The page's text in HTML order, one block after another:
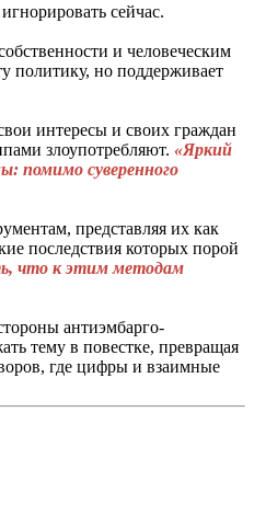
сейчас.
и человеческим
политику, но поддерживает
интересы и своих граждан
злоупотребляют. «Яркий
помимо суверенного
представляя их как
последствия которых порой
что к этим методам
антиэмбарго-
тему в повестке, превращая
где цифры и взаимные